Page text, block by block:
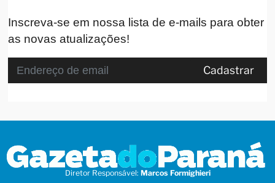
Inscreva-se em nossa lista de e-mails para obter
as novas atualizações!
Cadastrar
Diretor Responsável: Marcos Formighieri